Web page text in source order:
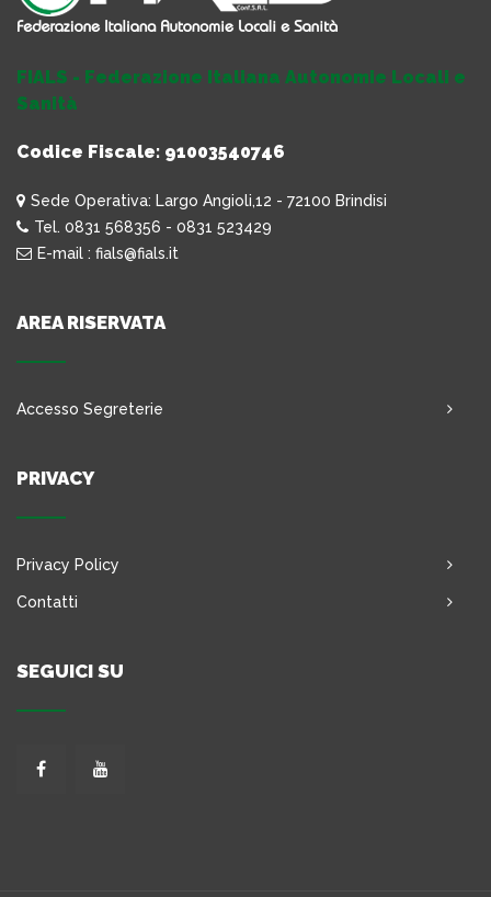
FIALS - Federazione Italiana Autonomie Locali e
Sanità
Codice Fiscale: 91003540746
Sede Operativa: Largo Angioli,12 - 72100 Brindisi
Tel. 0831 568356 - 0831 523429
E-mail : fials@fials.it
AREA RISERVATA
Accesso Segreterie
PRIVACY
Privacy Policy
Contatti
SEGUICI SU